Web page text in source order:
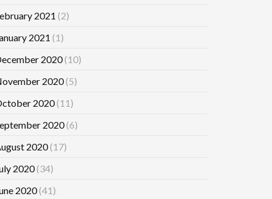
2021 (2)
2021 (1)
2020(10)
2020(5)
2020(11)
2020(6)
2020(17)
2020(34)
2020(41)